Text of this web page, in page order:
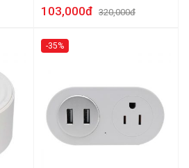
103,000đ 320,000đ
-35%